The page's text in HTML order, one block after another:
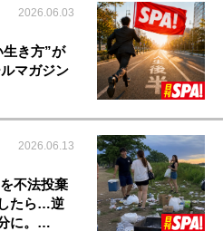
2026.06.03
生き方”が
マガジン
2026.06.13
不法投棄
たら…逆
に。…